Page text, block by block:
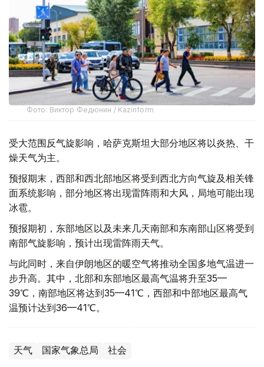
Фото: Виктор Федюнин / Kazinform
受大范围反气旋影响，哈萨克斯坦大部分地区将以炎热、干
燥天气为主。
预报期末，西部和西北部地区将受到西北方向气旋及相关锋
面系统影响，部分地区将出现雷阵雨和大风，局地可能出现
冰雹。
预报期初，东部地区以及未来几天南部和东南部山区将受到
南部气旋影响，预计出现雷阵雨天气。
与此同时，来自伊朗地区的暖空气将推动全国多地气温进一
步升高。其中，北部和东部地区最高气温将升至35—
39℃，南部地区将达到35—41℃，西部和中部地区最高气
温预计达到36—41℃。
天气 国家气象总局 社会